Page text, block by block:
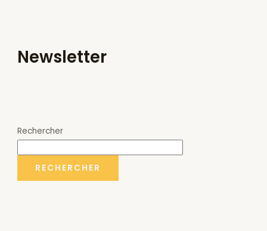
Newsletter
Rechercher
RECHERCHER